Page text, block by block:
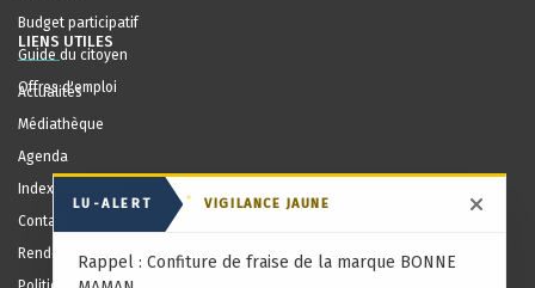
LU-ALERT VIGILANCE JAUNE
Rappel : Confiture de fraise de la marque BONNE
Budget participatif
Guide du citoyen
Offres d'emploi
LIENS UTILES
Actualités
Médiathèque
Agenda
Index communal
Contact
Rendez-vous en ligne